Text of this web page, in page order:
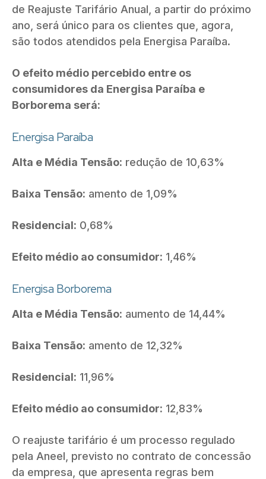
de Reajuste Tarifário Anual, a partir do próximo
ano, será único para os clientes que, agora,
são todos atendidos pela Energisa Paraíba.
O efeito médio percebido entre os
consumidores da Energisa Paraíba e
Borborema será:
Energisa Paraíba
Alta e Média Tensão: redução de 10,63%
Baixa Tensão: amento de 1,09%
Residencial: 0,68%
Efeito médio ao consumidor: 1,46%
Energisa Borborema
Alta e Média Tensão: aumento de 14,44%
Baixa Tensão: amento de 12,32%
Residencial: 11,96%
Efeito médio ao consumidor: 12,83%
O reajuste tarifário é um processo regulado
pela Aneel, previsto no contrato de concessão
da empresa, que apresenta regras bem